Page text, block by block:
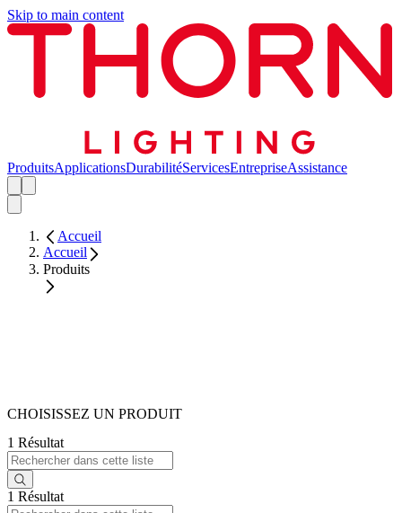
Skip to main content
ProduitsApplicationsDurabilitéServicesEntrepriseAssistance
Accueil
Accueil
Produits
CHOISISSEZ UN PRODUIT
1 Résultat
1 Résultat